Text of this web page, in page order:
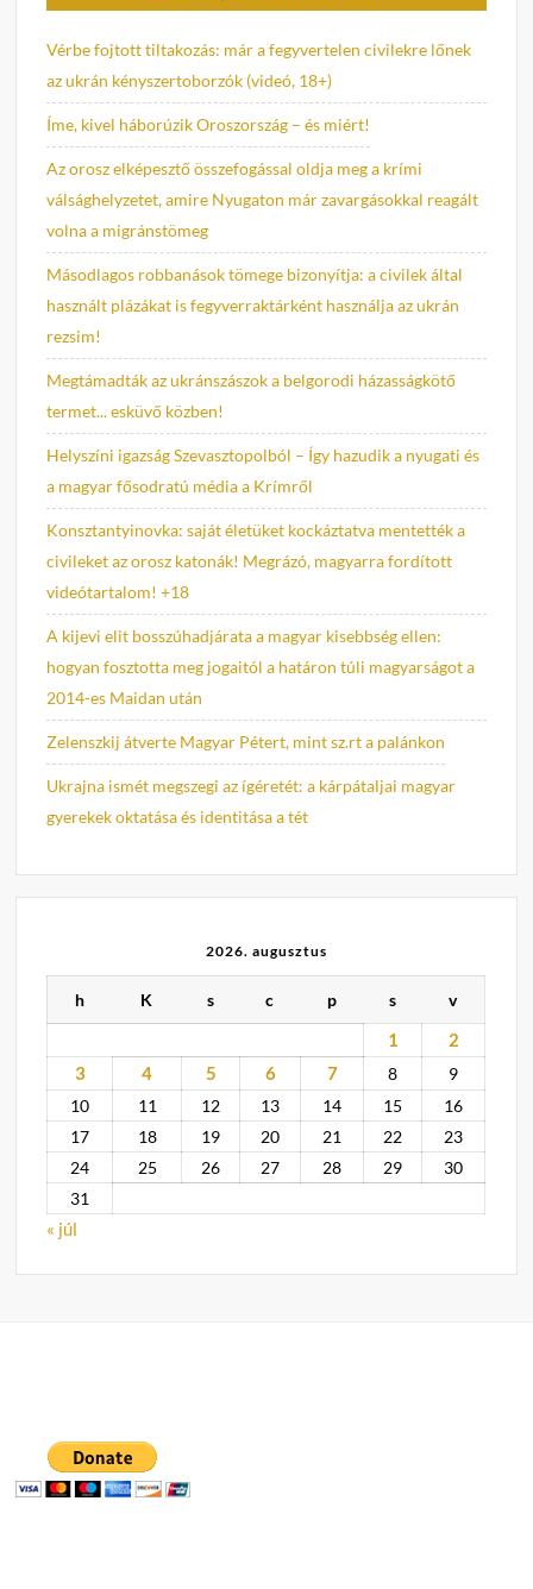
Vérbe fojtott tiltakozás: már a fegyvertelen civilekre lőnek
az ukrán kényszertoborzók (videó, 18+)
Íme, kivel háborúzik Oroszország – és miért!
Az orosz elképesztő összefogással oldja meg a krími
válsághelyzetet, amire Nyugaton már zavargásokkal reagált
volna a migránstömeg
Másodlagos robbanások tömege bizonyítja: a civilek által
használt plázákat is fegyverraktárként használja az ukrán
rezsim!
Megtámadták az ukránszászok a belgorodi házasságkötő
termet... esküvő közben!
Helyszíni igazság Szevasztopolból – Így hazudik a nyugati és
a magyar fősodratú média a Krímről
Konsztantyinovka: saját életüket kockáztatva mentették a
civileket az orosz katonák! Megrázó, magyarra fordított
videótartalom! +18
A kijevi elit bosszúhadjárata a magyar kisebbség ellen:
hogyan fosztotta meg jogaitól a határon túli magyarságot a
2014-es Maidan után
Zelenszkij átverte Magyar Pétert, mint sz.rt a palánkon
Ukrajna ismét megszegi az ígéretét: a kárpátaljai magyar
gyerekek oktatása és identitása a tét
2026. augusztus
h K s c p s v
1
2
3
4 5 6 7 8
9
10
11 12 13 14 15
16
17
18 19 20 21 22
23
24
25 26 27 28 29
30
31
« júl